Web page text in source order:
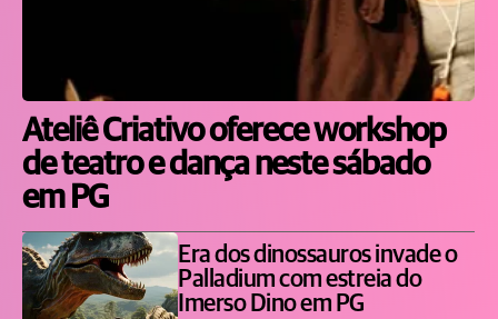
Ateliê Criativo oferece workshop
de teatro e dança neste sábado
em PG
Era dos dinossauros invade o
Palladium com estreia do
Imerso Dino em PG